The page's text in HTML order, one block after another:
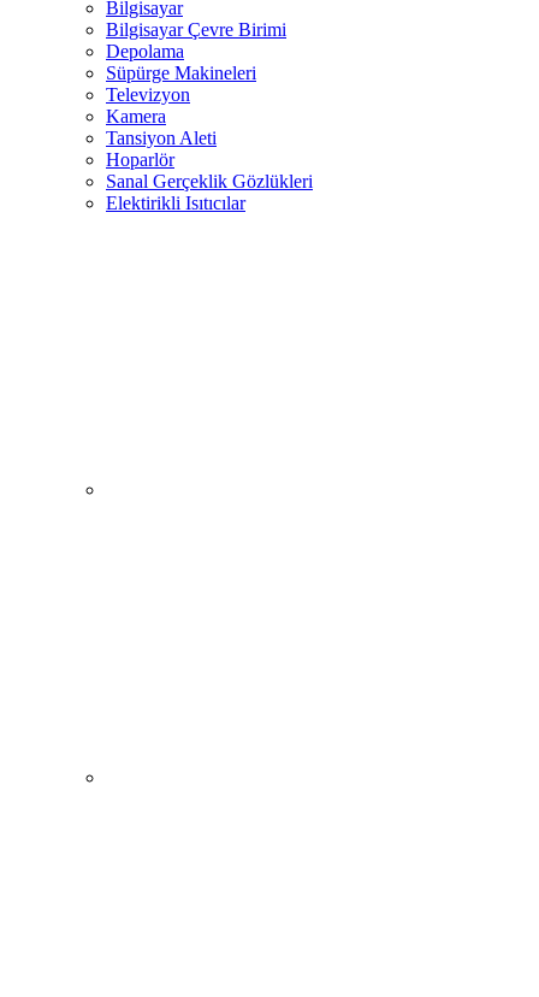
Bilgisayar
Bilgisayar Çevre Birimi
Depolama
Süpürge Makineleri
Televizyon
Kamera
Tansiyon Aleti
Hoparlör
Sanal Gerçeklik Gözlükleri
Elektirikli Isıtıcılar